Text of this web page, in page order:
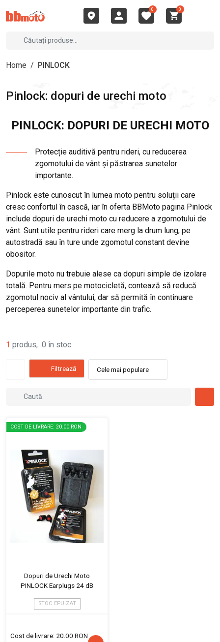
0 0
Home / PINLOCK
Pinlock: dopuri de urechi moto
PINLOCK: DOPURI DE URECHI MOTO
Protecție auditivă pentru rideri, cu reducerea
zgomotului de vânt și păstrarea sunetelor
importante.
Pinlock este cunoscut în lumea moto pentru soluții care
cresc confortul în cască, iar în oferta BBMoto pagina Pinlock
include dopuri de urechi moto cu reducere a zgomotului de
vânt. Sunt utile pentru rideri care merg la drum lung, pe
autostradă sau în ture unde zgomotul constant devine
obositor.
Dopurile moto nu trebuie alese ca dopuri simple de izolare
totală. Pentru mers pe motocicletă, contează să reducă
zgomotul nociv al vântului, dar să permită în continuare
perceperea sunetelor importante din trafic.
1 produs, 0 în stoc
Filtrează Cele mai populare
COST DE LIVRARE: 20.00 RON
Dopuri de Urechi Moto
PINLOCK Earplugs 24 dB
STOC EPUIZAT
Cost de livrare: 20.00 RON